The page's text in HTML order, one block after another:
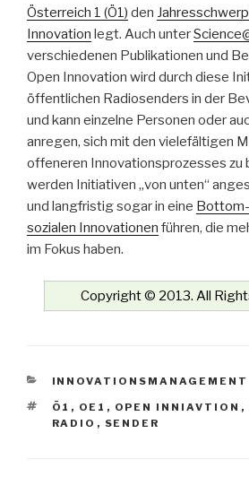
Österreich 1 (Ö1) den
Innovation legt. Auch unter
verschiedenen Publikationen und
Open Innovation wird durch diese
öffentlichen Radiosenders in der
und kann einzelne Personen oder
anregen, sich mit den vielefältigen
offeneren Innovationsprozesses zu
werden Initiativen „von unten“
und langfristig sogar in eine
sozialen Innovationen führen, die
im Fokus haben.
Copyright © 2013. All
KATEGORIEN
INNOVATIONSMANAGEMENT
SCHLAGWÖRTER
Ö1 , OE1 , OPEN INNIAVTION ,
RADIO , SENDER